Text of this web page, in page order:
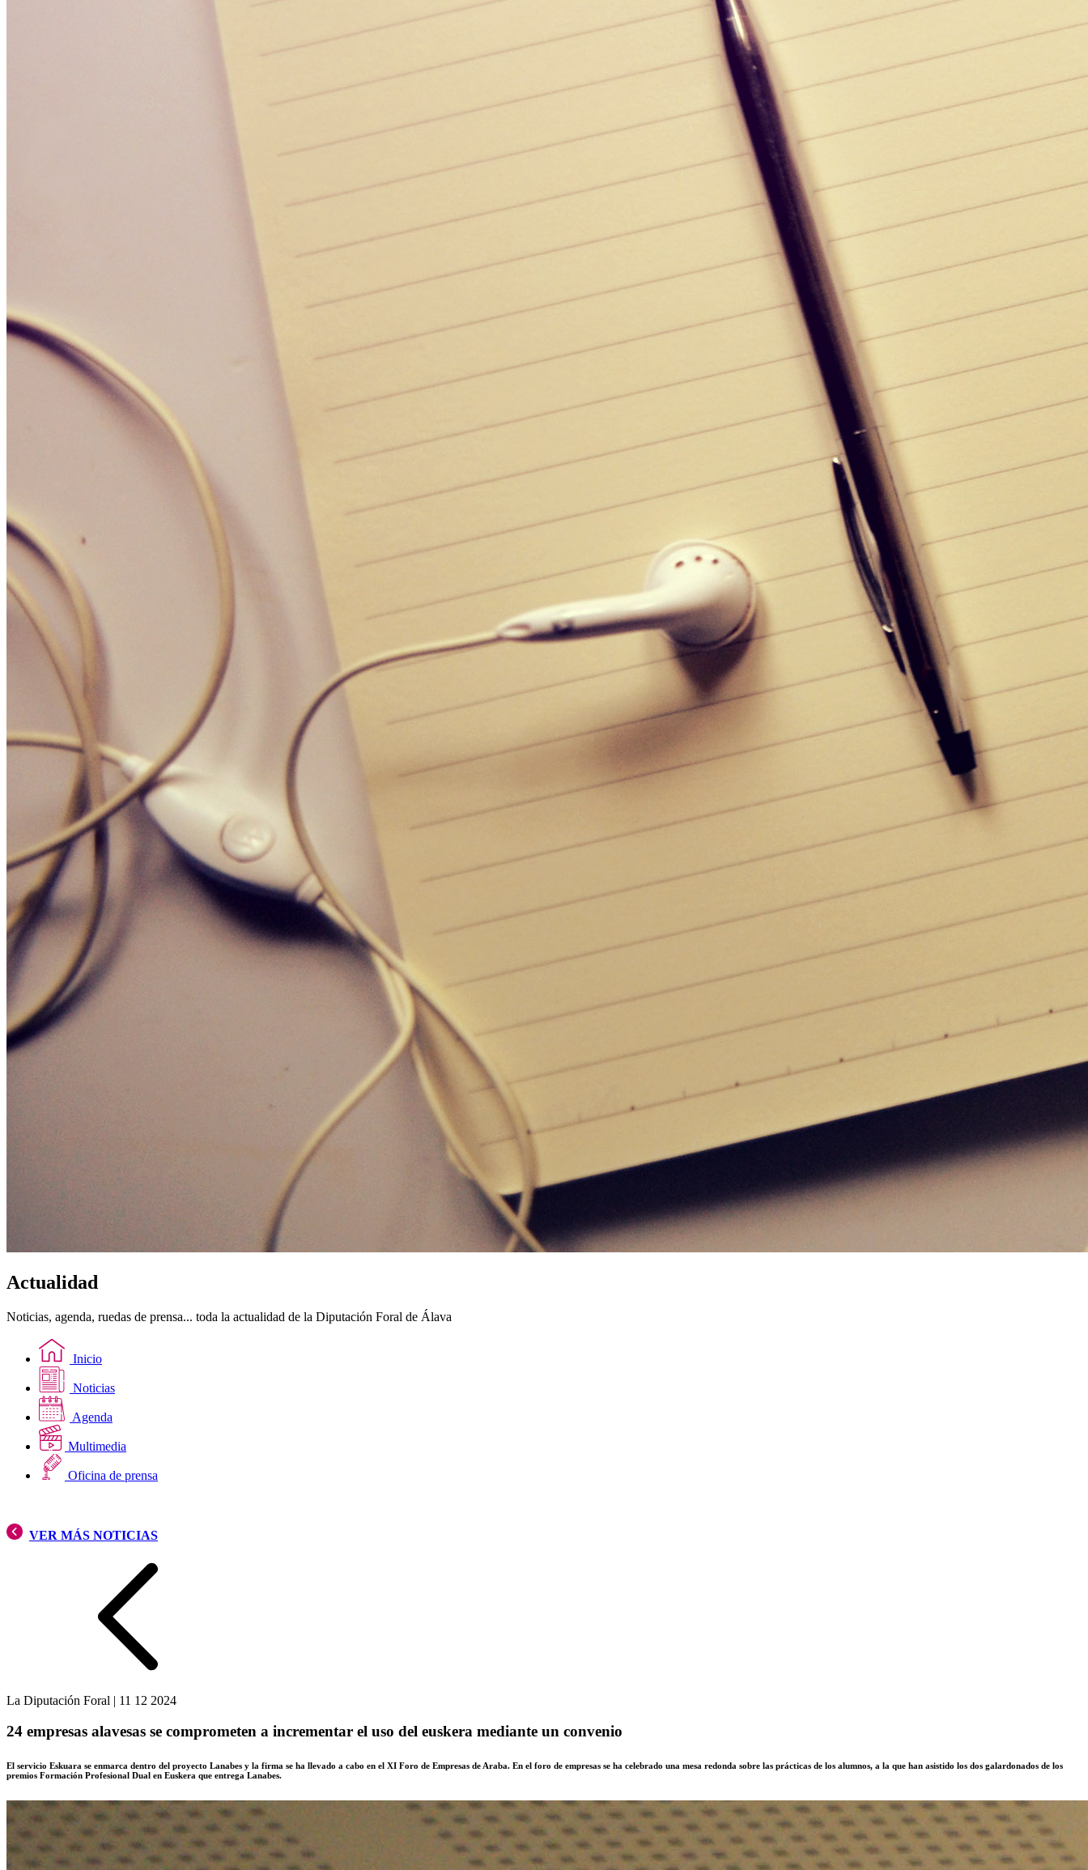
Actualidad
Noticias, agenda, ruedas de prensa... toda la actualidad de la Diputación Foral de Álava
Inicio
Noticias
Agenda
Multimedia
Oficina de prensa
VER MÁS NOTICIAS
La Diputación Foral | 11 12 2024
24 empresas alavesas se comprometen a incrementar el uso del euskera mediante un convenio
El servicio Eskuara se enmarca dentro del proyecto Lanabes y la firma se ha llevado a cabo en el XI Foro de Empresas de Araba. En el foro de empresas se ha celebrado una mesa redonda sobre las prácticas de los alumnos, a la que han asistido los dos galardonados de los
premios Formación Profesional Dual en Euskera que entrega Lanabes.